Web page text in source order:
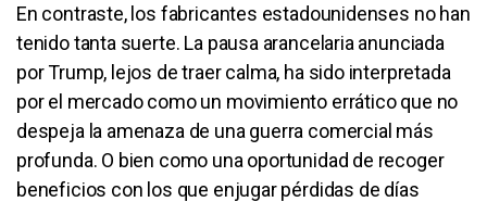
En contraste, los fabricantes estadounidenses no han
tenido tanta suerte. La pausa arancelaria anunciada
por Trump, lejos de traer calma, ha sido interpretada
por el mercado como un movimiento errático que no
despeja la amenaza de una guerra comercial más
profunda. O bien como una oportunidad de recoger
beneficios con los que enjugar pérdidas de días